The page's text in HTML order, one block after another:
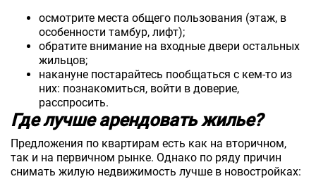
осмотрите места общего пользования (этаж, в
особенности тамбур, лифт);
обратите внимание на входные двери остальных
жильцов;
накануне постарайтесь пообщаться с кем-то из
них: познакомиться, войти в доверие,
расспросить.
Где лучше арендовать жилье?
Предложения по квартирам есть как на вторичном,
так и на первичном рынке. Однако по ряду причин
снимать жилую недвижимость лучше в новостройках: